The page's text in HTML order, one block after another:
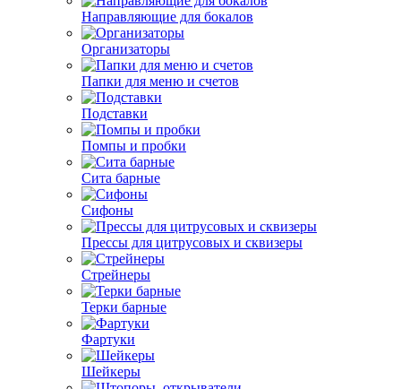
Направляющие для бокалов
Организаторы
Папки для меню и счетов
Подставки
Помпы и пробки
Сита барные
Сифоны
Прессы для цитрусовых и сквизеры
Стрейнеры
Терки барные
Фартуки
Шейкеры